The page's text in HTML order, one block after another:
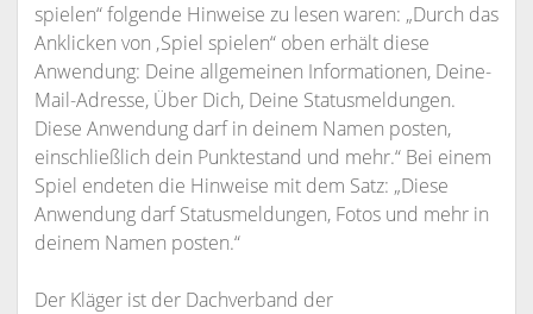
spielen“ folgende Hinweise zu lesen waren: „Durch das
Anklicken von ‚Spiel spielen“ oben erhält diese
Anwendung: Deine allgemeinen Informationen, Deine-
Mail-Adresse, Über Dich, Deine Statusmeldungen.
Diese Anwendung darf in deinem Namen posten,
einschließlich dein Punktestand und mehr.“ Bei einem
Spiel endeten die Hinweise mit dem Satz: „Diese
Anwendung darf Statusmeldungen, Fotos und mehr in
deinem Namen posten.“
Der Kläger ist der Dachverband der